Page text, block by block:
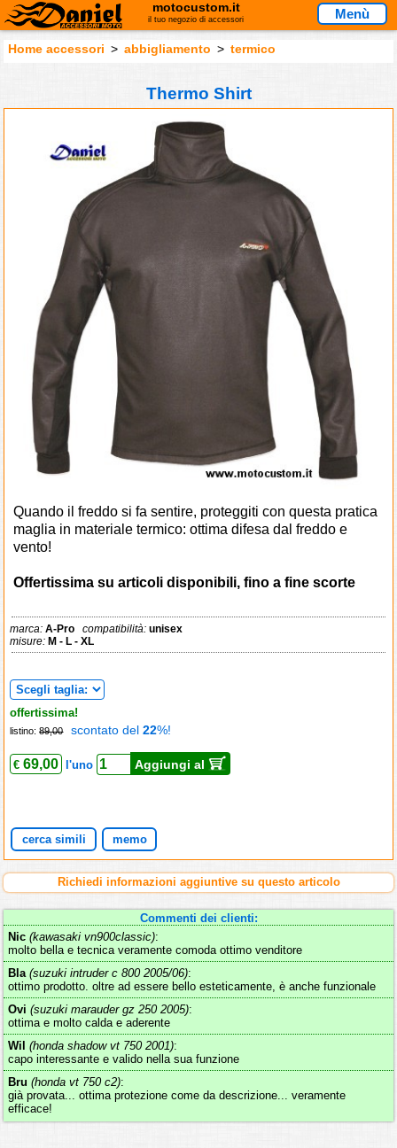
motocustom.it
il tuo negozio di accessori Menù
Home accessori > abbigliamento > termico
Thermo Shirt
Quando il freddo si fa sentire, proteggiti con questa pratica
maglia in materiale termico: ottima difesa dal freddo e
vento!
Offertissima su articoli disponibili, fino a fine scorte
marca:A-Pro compatibilità:unisex
misure: M - L - XL
offertissima!
listino:89,00 scontato del22%!
€ 69,00 l'uno Aggiungi al
cerca simili memo
Richiedi informazioni aggiuntive su questo articolo
Commenti dei clienti:
Nic (kawasaki vn900classic):
molto bella e tecnica veramente comoda ottimo venditore
Bla (suzuki intruder c 800 2005/06):
ottimo prodotto. oltre ad essere bello esteticamente, è anche funzionale
Ovi (suzuki marauder gz 250 2005):
ottima e molto calda e aderente
Wil
(honda shadow vt 750 2001):
capo interessante e valido nella sua funzione
Bru (honda vt 750 c2):
già provata... ottima protezione come da descrizione... veramente
efficace!